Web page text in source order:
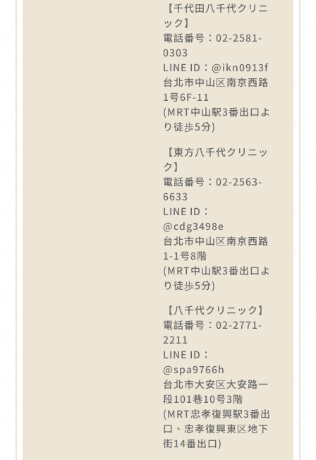
【千代田八千代クリニ
ック】
電話番号：02-2581-
0303
LINE ID：@ikn0913f
台北市中山区南京西路
1号6F-11
(MRT中山駅3番出口よ
り徒歩5分)
【東方八千代クリニッ
ク】
電話番号：02-2563-
6633
LINE ID：
@cdg3498e
台北市中山区南京西路
1-1号8階
(MRT中山駅3番出口よ
り徒歩5分)
【八千代クリニック】
電話番号：02-2771-
2211
LINE ID：
@spa9766h
台北市大安区大安路一
段101巷10号3階
(MRT忠孝復興駅3番出
口、忠孝復興東区地下
街14番出口)